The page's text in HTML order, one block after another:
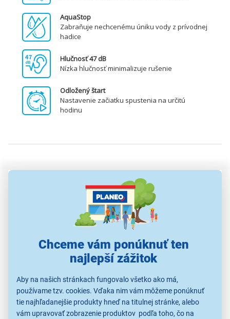
Chceme vám ponúknuť ten
najlepší zážitok
Aby na našich stránkach fungovalo všetko ako má,
používame tzv. cookies. Vďaka nim vám môžeme ponúknuť
tie najhľadanejšie produkty hneď na titulnej stránke, alebo
vám upravovať zobrazenie produktov podľa toho, čo na
AquaStop
Zabraňuje nechcenému úniku vody z prívodnej
hadice
Hlučnosť 47 dB
Nízka hlučnosť minimalizuje rušenie
Odložený štart
Nastavenie začiatku spustenia na určitú
hodinu
Prehľadný LED displej